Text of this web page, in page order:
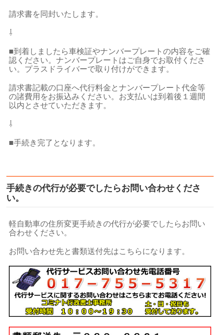
請求書を同封いたします。
⇩
■到着しましたら車検証やナンバープレートの内容をご確
認ください。ナンバープレートはご自身でお取付くださ
い。プラスドライバーで取り付けができます。
請求書記載の口座へ代行料金とナンバープレート代金等
の諸費用をお振込みください。お支払いは到着後１週間
以内とさせていただきます。
⇩
■手続き完了となります。
手続きの代行が必要でしたらお問い合わせくださ
い。
軽自動車の住所変更手続きの代行が必要でしたらお問い
合わせください。
お問い合わせ先と書類送付先はこちらになります。